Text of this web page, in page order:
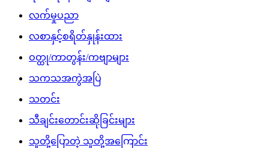
လက်မှုပညာ
လစာနှင့်စရိတ်နှုန်းထား
ဝတ္ထု/ကာတွန်း/ကဗျာများ
သကသအကွဲအပြဲ
သတင်း
သီချင်းတောင်းဆိုခြင်းများ
သူတို့ပြောတဲ့ သူတို့အကြောင်း